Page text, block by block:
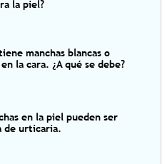
la piel?
manchas blancas o
la cara. ¿A qué se debe?
en la piel pueden ser
de urticaria.